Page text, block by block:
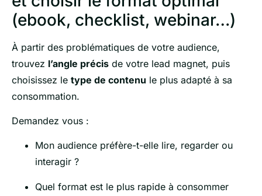
(ebook, checklist, webinar…)
À partir des problématiques de votre audience,
trouvez l’angle précis de votre lead magnet, puis
choisissez le type de contenu le plus adapté à sa
consommation.
Demandez vous :
Mon audience préfère-t-elle lire, regarder ou
interagir ?
Quel format est le plus rapide à consommer